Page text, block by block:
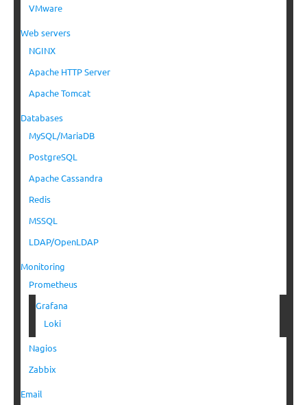
VMware
Web servers
NGINX
Apache HTTP Server
Apache Tomcat
Databases
MySQL/MariaDB
PostgreSQL
Apache Cassandra
Redis
MSSQL
LDAP/OpenLDAP
Monitoring
Prometheus
Grafana
Loki
Nagios
Zabbix
Email